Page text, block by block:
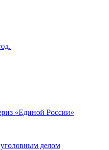
«Единой России»
уголовным делом